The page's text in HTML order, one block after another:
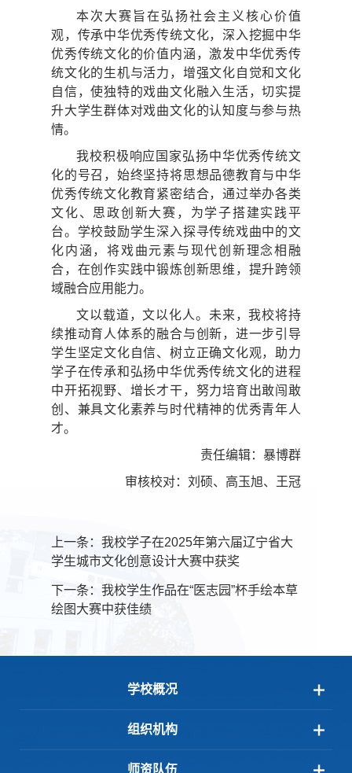
本次大赛旨在弘扬社会主义核心价值
观，传承中华优秀传统文化，深入挖掘中华
优秀传统文化的价值内涵，激发中华优秀传
统文化的生机与活力，增强文化自觉和文化
自信，使独特的戏曲文化融入生活，切实提
升大学生群体对戏曲文化的认知度与参与热
情。
我校积极响应国家弘扬中华优秀传统文
化的号召，始终坚持将思想品德教育与中华
优秀传统文化教育紧密结合，通过举办各类
文化、思政创新大赛，为学子搭建实践平
台。学校鼓励学生深入探寻传统戏曲中的文
化内涵，将戏曲元素与现代创新理念相融
合，在创作实践中锻炼创新思维，提升跨领
域融合应用能力。
文以载道，文以化人。未来，我校将持
续推动育人体系的融合与创新，进一步引导
学生坚定文化自信、树立正确文化观，助力
学子在传承和弘扬中华优秀传统文化的进程
中开拓视野、增长才干，努力培育出敢闯敢
创、兼具文化素养与时代精神的优秀青年人
才。
责任编辑：暴博群
审核校对：刘硕、高玉旭、王冠
上一条： 我校学子在2025年第六届辽宁省大
学生城市文化创意设计大赛中获奖
下一条： 我校学生作品在“医志园”杯手绘本草
绘图大赛中获佳绩
学校概况
组织机构
师资队伍